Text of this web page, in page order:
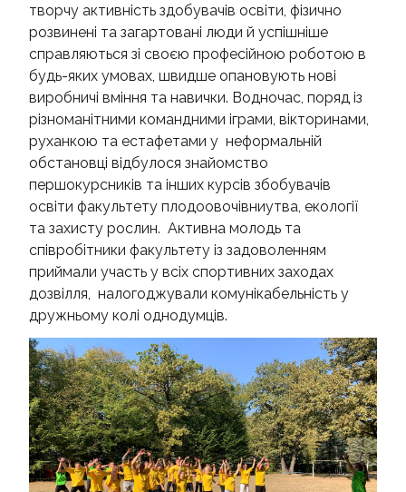
творчу активність здобувачів освіти, фізично
розвинені та загартовані люди й успішніше
справляються зі своєю професійною роботою в
будь-яких умовах, швидше опановують нові
виробничі вміння та навички. Водночас, поряд із
різноманітними командними іграми, вікторинами,
руханкою та естафетами у неформальній
обстановці відбулося знайомство
першокурсників та інших курсів збобувачів
освіти факультету плодоовочівниутва, екології
та захисту рослин. Активна молодь та
співробітники факультету із задоволенням
приймали участь у всіх спортивних заходах
дозвілля, налогоджували комунікабельність у
дружньому колі однодумців.